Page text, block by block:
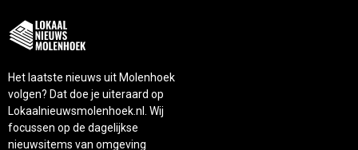
Het laatste nieuws uit Molenhoek
volgen? Dat doe je uiteraard op
Lokaalnieuwsmolenhoek.nl. Wij
focussen op de dagelijkse
nieuwsitems van omgeving